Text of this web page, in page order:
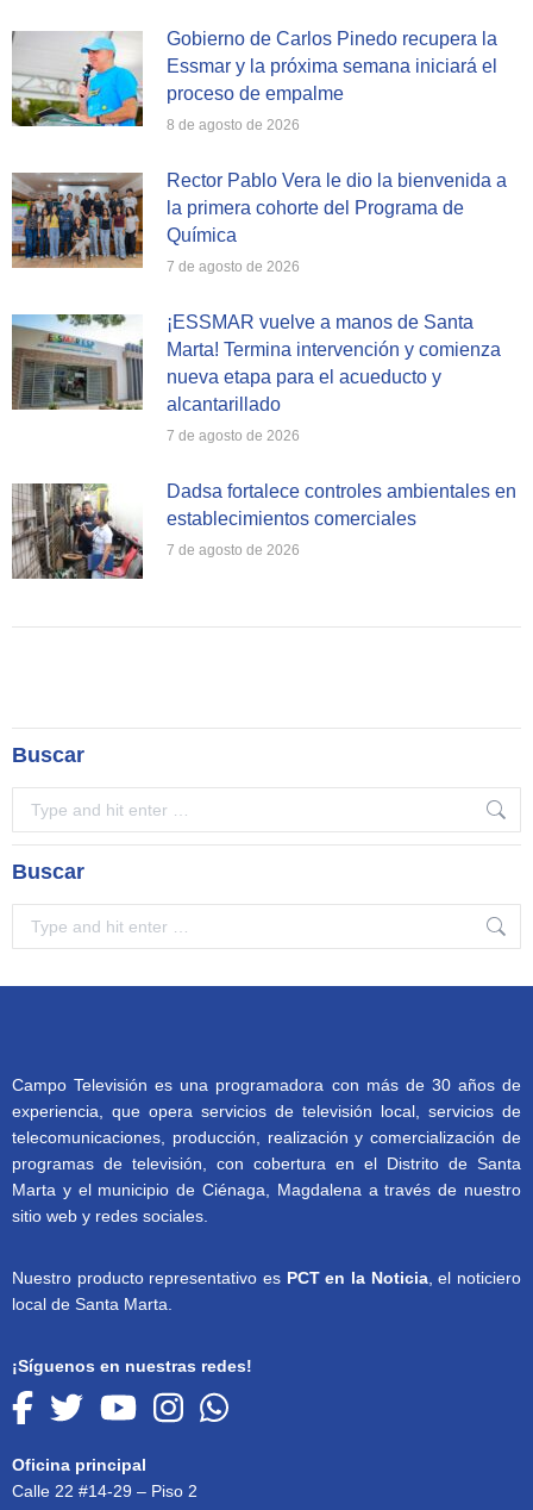
Gobierno de Carlos Pinedo recupera la
Essmar y la próxima semana iniciará el
proceso de empalme
8 de agosto de 2026
Rector Pablo Vera le dio la bienvenida a
la primera cohorte del Programa de
Química
7 de agosto de 2026
¡ESSMAR vuelve a manos de Santa
Marta! Termina intervención y comienza
nueva etapa para el acueducto y
alcantarillado
7 de agosto de 2026
Dadsa fortalece controles ambientales en
establecimientos comerciales
7 de agosto de 2026
Buscar
Buscar
Campo Televisión es una programadora con más de 30 años de
experiencia, que opera servicios de televisión local, servicios de
telecomunicaciones, producción, realización y comercialización de
programas de televisión, con cobertura en el Distrito de Santa
Marta y el municipio de Ciénaga, Magdalena a través de nuestro
sitio web y redes sociales.
Nuestro producto representativo es PCT en la Noticia, el noticiero
local de Santa Marta.
¡Síguenos en nuestras redes!
Oficina principal
Calle 22 #14-29 – Piso 2